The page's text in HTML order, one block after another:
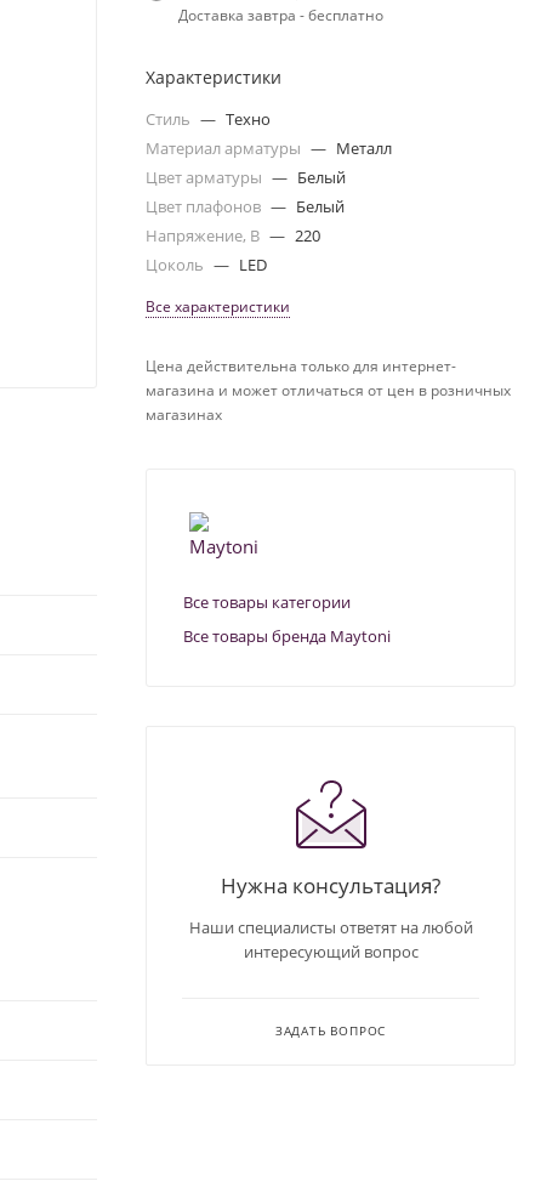
Доставка завтра - бесплатно
Характеристики
Стиль — Техно
Материал арматуры — Металл
Цвет арматуры — Белый
Цвет плафонов — Белый
Напряжение, В — 220
Цоколь — LED
Все характеристики
Цена действительна только для интернет-
магазина и может отличаться от цен в розничных
магазинах
Все товары категории
Все товары бренда Maytoni
Нужна консультация?
Наши специалисты ответят на любой
интересующий вопрос
ЗАДАТЬ ВОПРОС